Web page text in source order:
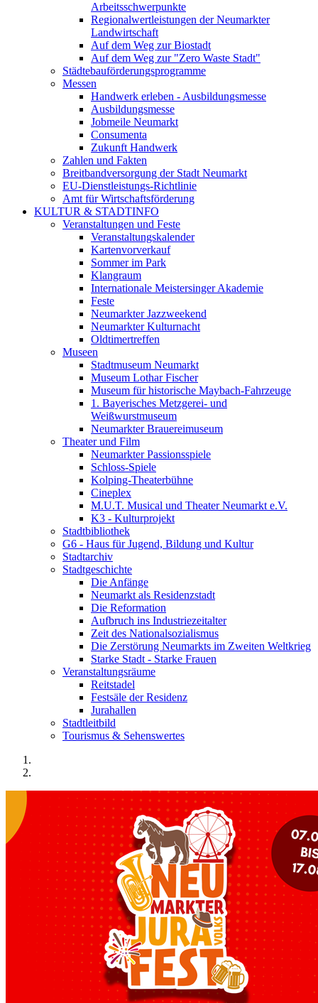
Arbeitsschwerpunkte
Regionalwertleistungen der Neumarkter
Landwirtschaft
Auf dem Weg zur Biostadt
Auf dem Weg zur "Zero Waste Stadt"
Städtebauförderungsprogramme
Messen
Handwerk erleben - Ausbildungsmesse
Ausbildungsmesse
Jobmeile Neumarkt
Consumenta
Zukunft Handwerk
Zahlen und Fakten
Breitbandversorgung der Stadt Neumarkt
EU-Dienstleistungs-Richtlinie
Amt für Wirtschaftsförderung
KULTUR & STADTINFO
Veranstaltungen und Feste
Veranstaltungskalender
Kartenvorverkauf
Sommer im Park
Klangraum
Internationale Meistersinger Akademie
Feste
Neumarkter Jazzweekend
Neumarkter Kulturnacht
Oldtimertreffen
Museen
Stadtmuseum Neumarkt
Museum Lothar Fischer
Museum für historische Maybach-Fahrzeuge
1. Bayerisches Metzgerei- und
Weißwurstmuseum
Neumarkter Brauereimuseum
Theater und Film
Neumarkter Passionsspiele
Schloss-Spiele
Kolping-Theaterbühne
Cineplex
M.U.T. Musical und Theater Neumarkt e.V.
K3 - Kulturprojekt
Stadtbibliothek
G6 - Haus für Jugend, Bildung und Kultur
Stadtarchiv
Stadtgeschichte
Die Anfänge
Neumarkt als Residenzstadt
Die Reformation
Aufbruch ins Industriezeitalter
Zeit des Nationalsozialismus
Die Zerstörung Neumarkts im Zweiten Weltkrieg
Starke Stadt - Starke Frauen
Veranstaltungsräume
Reitstadel
Festsäle der Residenz
Jurahallen
Stadtleitbild
Tourismus & Sehenswertes